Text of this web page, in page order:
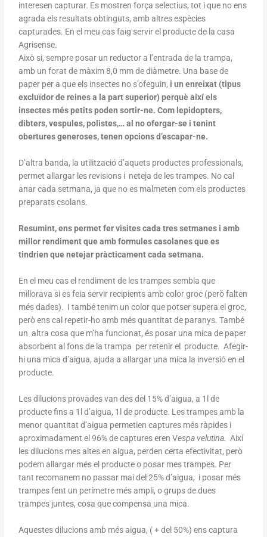
interesen capturar. Es mostren força selectius, tot i que no ens
agrada els resultats obtinguts, amb altres espècies
capturades. En el meu cas faig servir el producte de la casa
Agrisense.
Això si, sempre posar un reductor a l’entrada de la trampa,
amb un forat de màxim 8,0 mm de diàmetre. Una base de
paper per a que els insectes no s’ofeguin, i un enreixat (tipus
excluïdor de reines a la part superior) perquè així els
insectes més petits poden sortir-ne. Com lepidopters,
dibters, vespules, polistes,… al no ofergar-se i tenint
obertures generoses, tenen opcions d’escapar-ne.
D’altra banda, la utilització d’aquets productes professionals,
permet allargar les revisions i neteja de les trampes. No cal
anar cada setmana, ja que no es malmeten com els productes
preparats csolans.
Resumint, ens permet fer visites cada tres setmanes i amb
millor rendiment que amb formules casolanes que es
tindrien que netejar pràcticament cada setmana.
En el meu cas el rendiment de les trampes sembla que
millorava si es feia servir recipients amb color groc (però falten
més dades). I també tenim un color que potser supera el groc,
però ens cal repetir-ho amb més quantitat de paranys. També
un altra cosa que m’ha funcionat, és posar una mica de paper
absorbent al fons de la trampa per retenir el producte. Afegir-
hi una mica d’aigua, ajuda a allargar una mica la inversió en el
producte.
Les dilucions provades van des del 15% d’aigua, a 1l de
producte fins a 1l d’aigua, 1l de producte. Les trampes amb la
menor quantitat d’aigua permetien captures més ràpides i
aproximadament el 96% de captures eren Vespa velutina. Així
les dilucions mes altes en aigua, perden certa efectivitat, però
podem allargar més el producte o posar mes trampes. Per
tant recomanem no passar mai del 25% d’aigua, i posar més
trampes fent un perímetre més ampli, o grups de dues
trampes juntes, cosa que compensa una mica.
Aquestes dilucions amb més aigua, ( + del 50%) ens captura